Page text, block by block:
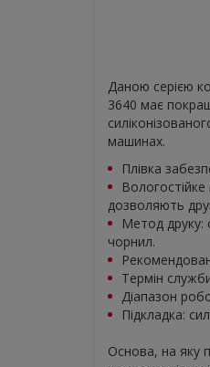
Даною серією
3640 має
машинах.
Плівка
дозволяють
Метод друку:
чорнил.
Термін
Діапазон
Підкладка:
Основа, на яку